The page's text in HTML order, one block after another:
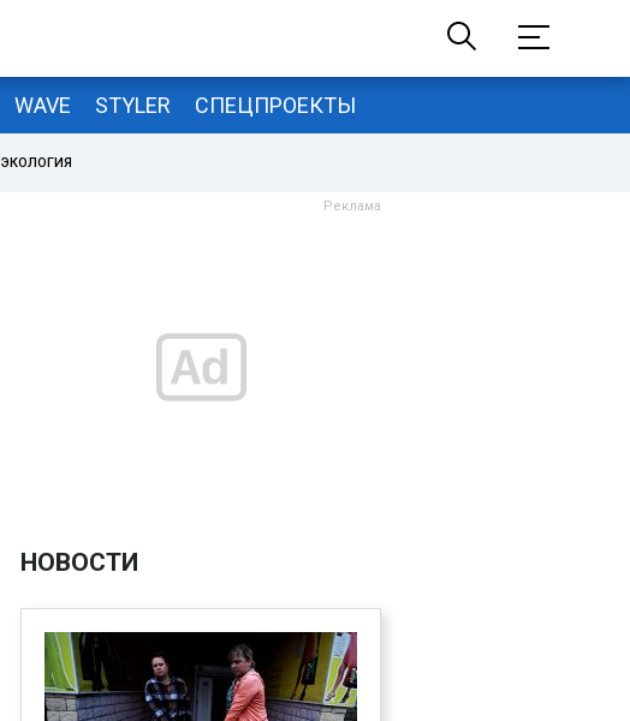
WAVE STYLER СПЕЦПРОЕКТЫ
ЭКОЛОГИЯ
НОВОСТИ